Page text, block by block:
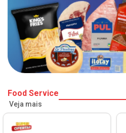
Food Service
Veja mais